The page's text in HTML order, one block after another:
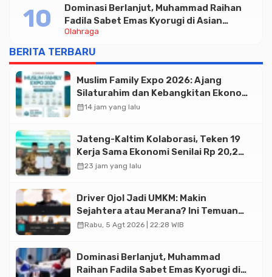
Olahraga
Dominasi Berlanjut, Muhammad Raihan
Fadila Sabet Emas Kyorugi di Asian
Taekwondo Indonesia Open 2026
BERITA TERBARU
Muslim Family Expo 2026: Ajang
Silaturahim dan Kebangkitan Ekonomi
Halal di Jakarta
calendar_month14 jam yang lalu
Jateng-Kaltim Kolaborasi, Teken 19
Kerja Sama Ekonomi Senilai Rp 20,2
Triliun
calendar_month23 jam yang lalu
Driver Ojol Jadi UMKM: Makin
Sejahtera atau Merana? Ini Temuan
Diskusi Paramadina
calendar_monthRabu, 5 Agt 2026 | 22:28 WIB
Dominasi Berlanjut, Muhammad
Raihan Fadila Sabet Emas Kyorugi di